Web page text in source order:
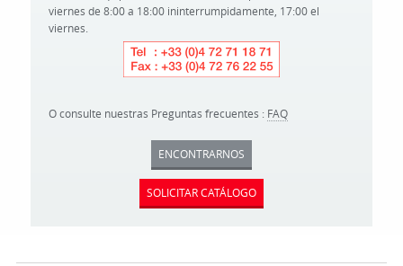
viernes de 8:00 a 18:00 ininterrumpidamente, 17:00 el
viernes.
O consulte nuestras Preguntas frecuentes : FAQ
ENCONTRARNOS
SOLICITAR CATÁLOGO